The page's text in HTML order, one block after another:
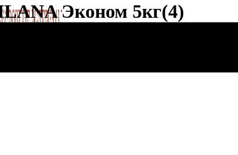
Эконом 5кг(4)